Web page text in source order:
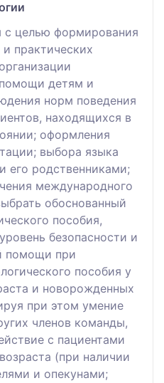
с целью формирования
практических
помощи детям и
норм поведения
находящихся в
оформления
выбора языка
его родственниками;
международного
обоснованный
пособия,
безопасности и
помощи при
пособия у
и новорожденных
при этом умение
членов команды,
с пациентами
(при наличии
и опекунами;